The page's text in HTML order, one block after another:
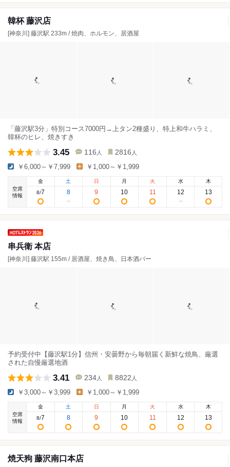
韓杯 藤沢店
[神奈川] 藤沢駅 233m / 焼肉、ホルモン、居酒屋
「藤沢駅3分」特別コース7000円→上タン2種盛り、特上和牛ハラミ、
韓杯のヒレ、焼きすき
3.45 116 人 2816 人
￥6,000～￥7,999 ￥1,000～￥1,999
空席
情報
金
8/7
土
8
日
9
月
10
火
11
水
12
木
13
串兵衛 本店
[神奈川] 藤沢駅 155m / 居酒屋、焼き鳥、日本酒バー
予約受付中【藤沢駅1分】信州・安曇野から毎朝届く新鮮な焼鳥、厳選
された自慢厳選地酒
3.41 234 人 8822 人
￥3,000～￥3,999 ￥1,000～￥1,999
空席
情報
金
8/7
土
8
日
9
月
10
火
11
水
12
木
13
焼天狗 藤沢南口本店